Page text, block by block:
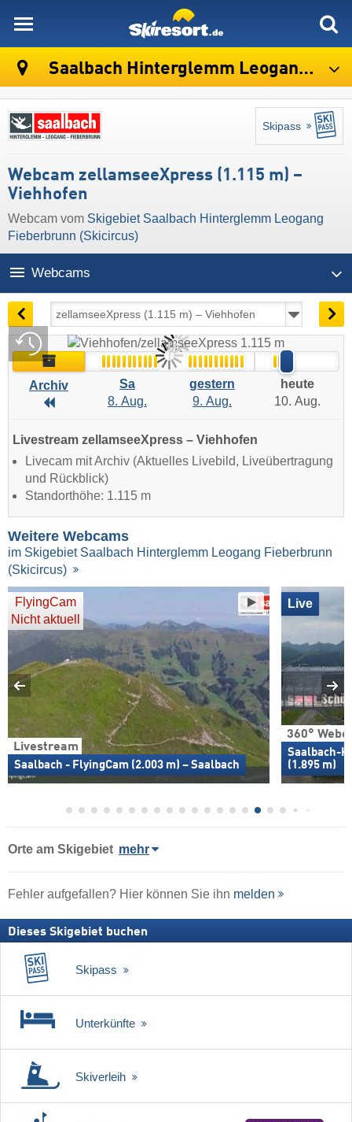
Saalbach Hinterglemm Leogang Fieberbrunn (Skicircus)
Skipass
Webcam zellamseeXpress (1.115 m) –
Viehhofen
Webcam vom Skigebiet Saalbach Hinterglemm Leogang
Fieberbrunn (Skicircus)
Webcams
Live
09:14 | heute, 10. Aug.
Archiv
Archiv
Archiv
Sa
8. Aug.
gestern
9. Aug.
heute
10. Aug.
Livestream zellamseeXpress – Viehhofen
Livecam mit Archiv (Aktuelles Livebild, Liveübertragung
und Rückblick)
Standorthöhe: 1.115 m
Weitere Webcams
im Skigebiet Saalbach Hinterglemm Leogang Fieberbrunn
(Skicircus)
FlyingCam
Nicht aktuell
Livestream
Saalbach - FlyingCam (2.003 m) – Saalbach
360°
Saalbach-
(1.895 m)
Live
Orte am Skigebiet mehr
Fehler aufgefallen? Hier können Sie ihn melden
Dieses Skigebiet buchen
Skipass
Unterkünfte
Skiverleih